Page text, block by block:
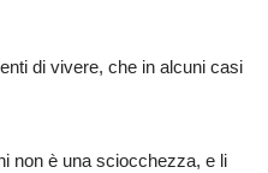
di vivere, che in alcuni casi
non è una sciocchezza, e li